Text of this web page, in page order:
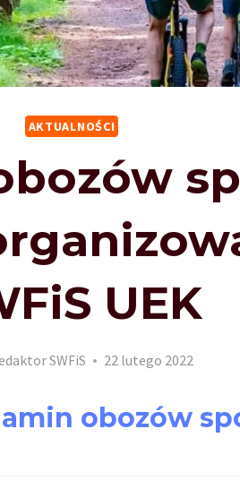
AKTUALNOŚCI
UEK
SWFiS 22 lutego 2022
obozów